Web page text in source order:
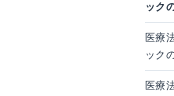
ック
医療
ック
医療